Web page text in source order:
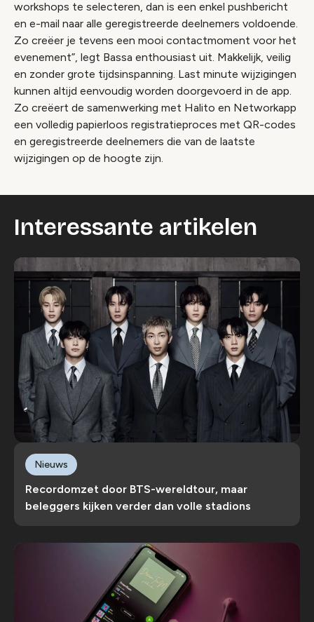
workshops te selecteren, dan is een enkel pushbericht
en e-mail naar alle geregistreerde deelnemers voldoende.
Zo creëer je tevens een mooi contactmoment voor het
evenement”, legt Bassa enthousiast uit. Makkelijk, veilig
en zonder grote tijdsinspanning. Last minute wijzigingen
kunnen altijd eenvoudig worden doorgevoerd in de app.
Zo creëert de samenwerking met Halito en Networkapp
een volledig papierloos registratieproces met QR-codes
en geregistreerde deelnemers die van de laatste
wijzigingen op de hoogte zijn.
Interessante artikelen
Recordomzet door BTS-wereldtour, maar
beleggers kijken verder dan volle stadions
Nieuws